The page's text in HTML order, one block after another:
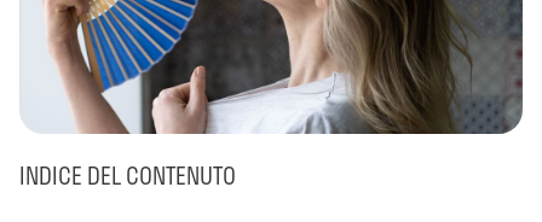
INDICE DEL CONTENUTO